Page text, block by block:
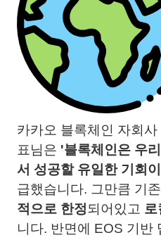
카카오 블록체인 자회
표님은 '블록체인은 우
서 성공할 유일한 기회
급했습니다. 그만큼 기
적으로 한정되어있고 로
니다. 반면에 EOS 기반